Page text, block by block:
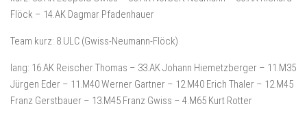
Flöck – 14.AK Dagmar Pfadenhauer
Team kurz: 8.ULC (Gwiss-Neumann-Flöck)
lang: 16.AK Reischer Thomas – 33.AK Johann Hiemetzberger – 11.M35
Jürgen Eder – 11.M40 Werner Gartner – 12.M40 Erich Thaler – 12.M45
Franz Gerstbauer – 13.M45 Franz Gwiss – 4.M65 Kurt Rotter